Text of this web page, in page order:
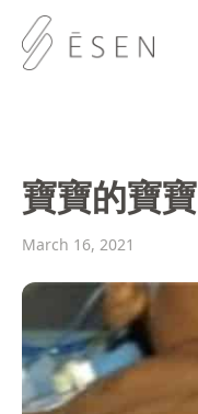
寶寶的寶寶
March 16, 2021